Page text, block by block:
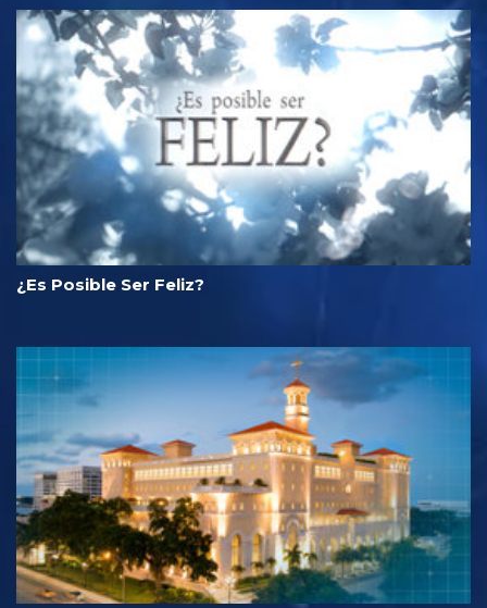
¿Es Posible Ser Feliz?